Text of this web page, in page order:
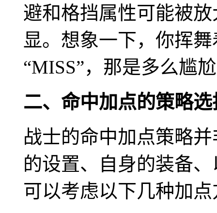
避和格挡属性可能被
显。想象一下，你挥
“MISS”，那是多么尴
二、命中加点的策略选
战士的命中加点策略
的设置、自身的装备
可以考虑以下几种加